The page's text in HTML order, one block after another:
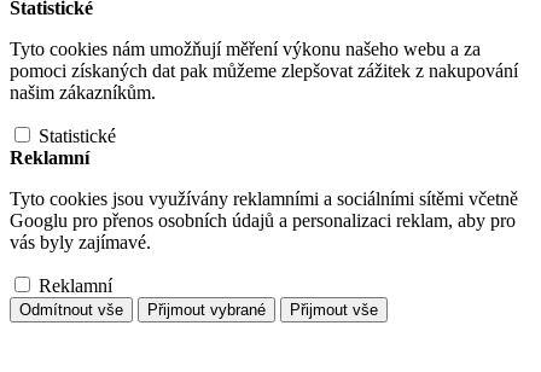
Statistické
Tyto cookies nám umožňují měření výkonu našeho webu a za
pomoci získaných dat pak můžeme zlepšovat zážitek z nakupování
našim zákazníkům.
Statistické
Reklamní
Tyto cookies jsou využívány reklamními a sociálními sítěmi včetně
Googlu pro přenos osobních údajů a personalizaci reklam, aby pro
vás byly zajímavé.
Reklamní
Odmítnout vše Přijmout vybrané Přijmout vše